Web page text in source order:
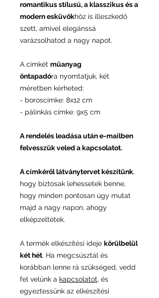
romantikus stílusú, a klasszikus és a
modern esküvőkhöz is illeszkedő
szett, amivel elegánssá
varázsolhatod a nagy napot.
A címkét műanyag
öntapadóra nyomtatjuk, két
méretben kérheted:
- boroscímke: 8x12 cm
- pálinkás címke: 9x5 cm
A rendelés leadása után e-mailben
felvesszük veled a kapcsolatot.
A címkéről látványtervet készítünk,
hogy biztosak lehessetek benne,
hogy minden pontosan úgy mutat
majd a nagy napon, ahogy
elképzeltétek.
A termék elkészítési ideje körülbelül
két hét. Ha megcsúsztál és
korábban lenne rá szükséged, vedd
fel velünk a kapcsolatot, és
egyeztessünk az elkészítési